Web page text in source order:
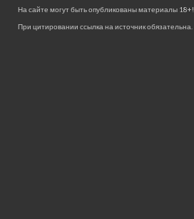
На сайте могут быть опубликованы материалы 18+!
При цитировании ссылка на источник обязательна.